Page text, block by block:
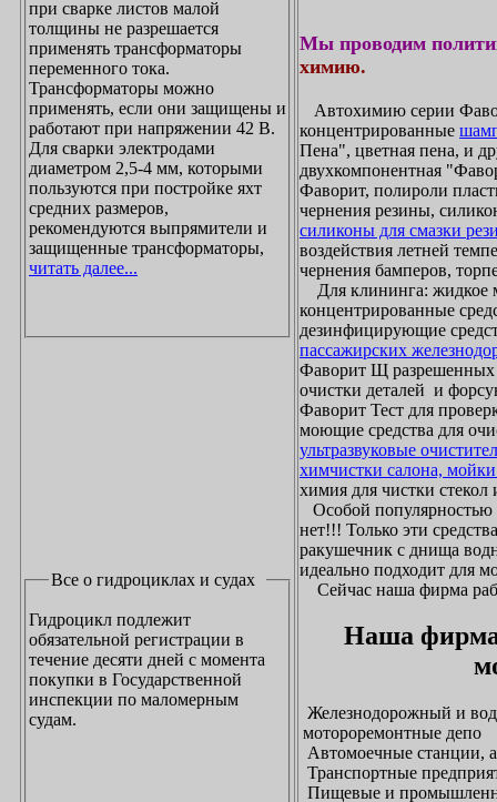
при сварке листов малой
толщины не разрешается
применять трансформаторы
переменного тока.
Трансформаторы можно
применять, если они защищены и
работают при напряжении 42 В.
Для сварки электродами
диаметром 2,5-4 мм, которыми
пользуются при постройке яхт
средних размеров,
рекомендуются выпрямители и
защищенные трансформаторы,
читать далее...
Все о гидроциклах и судах
Гидроцикл подлежит
обязательной регистрации в
течение десяти дней с момента
покупки в Государственной
инспекции по маломерным
судам.
Мы проводим
химию.
Автохимию серии
концентрированные
Пена", цветная пена, и
двухкомпонентная
Фаворит, полироли
чернения резины,
силиконы для смазки
воздействия летней
чернения бамперов,
Для клининга: жидкое
концентрированные
дезинфицирующие
пассажирских
Фаворит Щ
очистки деталей и
Фаворит Тест для
моющие средства для
ультразвуковые
химчистки салона,
химия для чистки стекол
Особой популярностью
нет!!! Только эти
ракушечник с днища
идеально подходит для
Сейчас наша фирма
Наша фирма
Железнодорожный и
мотороремонтные депо
Автомоечные станции,
Транспортные
Пищевые и